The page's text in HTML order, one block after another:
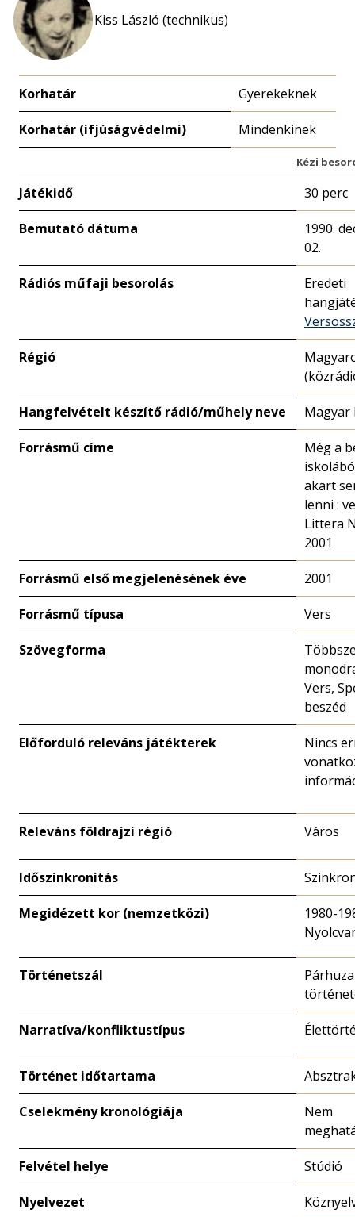
Kiss László (technikus)
Korhatár Gyerekeknek
Korhatár (ifjúságvédelmi) Mindenkinek
Kézi
Játékidő 30 perc
Bemutató dátuma
1990.
02.
Rádiós műfaji besorolás
Eredeti
Régió
Hangfelvételt készítő rádió/műhely neve Magyar
Forrásmű címe
Még a
akart
lenni :
Littera
2001
Forrásmű első megjelenésének éve 2001
Forrásmű típusa Vers
Szövegforma
Vers,
beszéd
Előforduló releváns játékterek
Nincs
Releváns földrajzi régió Város
Időszinkronitás
Megidézett kor (nemzetközi)
1980-
Történetszál
Narratíva/konfliktustípus
Történet időtartama
Cselekmény kronológiája
Nem
Felvétel helye Stúdió
Nyelvezet